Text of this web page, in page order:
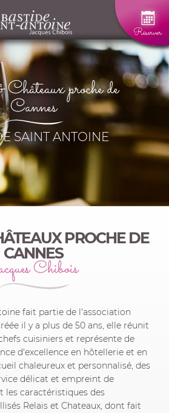
Réserver
proche de
Cannes
SAINT ANTOINE
PROCHE DE
CANNES
Chibois
fait partie de l'association
il y a plus de 50 ans, elle réunit
cuisiniers et représente de
d'excellence en hôtellerie et en
chaleureux et personnalisé, des
délicat et empreint de
les caractéristiques des
Relais et Chateaux, dont fait